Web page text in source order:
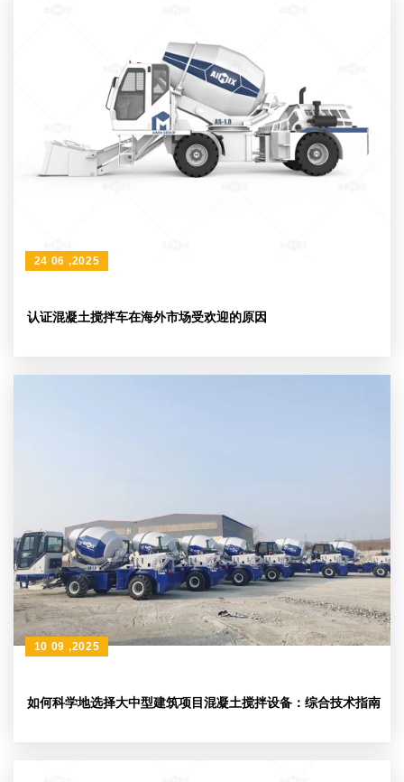
认证混凝土搅拌车在海外市场受欢迎的原因
24 06 ,2025
如何科学地选择大中型建筑项目混凝土搅拌设备：综合技术指南
10 09 ,2025